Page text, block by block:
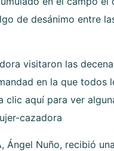
de desánimo entre
visitaron las
en la que
aquí para ver
cazadora
Ángel Nuño, recibió